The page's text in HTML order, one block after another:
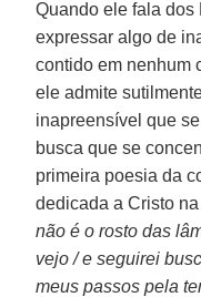
Quando ele fala
expressar algo de
contido em nenhum
ele admite
inapreensível que
busca que se
primeira poesia da
dedicada a Cristo
não é o rosto das
vejo / e seguirei
meus passos pela